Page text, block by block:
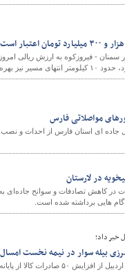
است
در لارستان
در کاهش تصادفات و سوانح
گام هایی برداشته شده است.
خبر داد؛
مرزی بیله سوار خبر داد.